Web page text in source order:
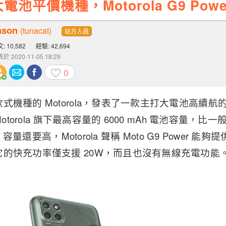
池平價機種，Motorola G9
(tunacat)
站方人員
: 10,582
經驗: 42,694
於 2020-11-05 18:29
0
機種的 Motorola，發表了一款主打大電池高續航
旗下最高容量的 6000 mAh 電池容量，比一
量還要高，Motorola 聲稱 Moto G9 Power 能夠提
快充功率僅支援 20W，而且也沒有無線充電功能